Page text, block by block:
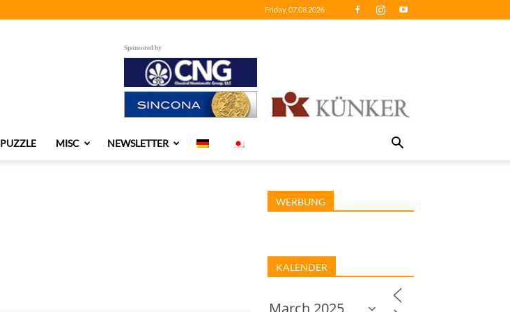
Friday, 07.08.2026
Sponsored by
PUZZLE MISC NEWSLETTER
WERBUNG
KALENDER